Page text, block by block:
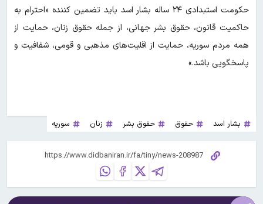
حکومت استبدادی ۲۴ ساله بشار اسد باید تضمین کننده «احترام به
حاکمیت قانون، حقوق بشر جهانی، از جمله حقوق زنان، حمایت از
همه مردم سوریه، حمایت از اقلیت‌های مذهبی و قومی، شفافیت و
پاسخگویی باشد.»
بشار اسد حقوق حقوق بشر زنان سوریه